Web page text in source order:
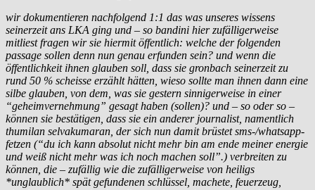
wir dokumentieren nachfolgend 1:1 das was unseres wissens
seinerzeit ans LKA ging und – so bandini hier zufälligerweise
mitliest fragen wir sie hiermit öffentlich: welche der folgenden
passage sollen denn nun genau erfunden sein? und wenn die
öffentlichkeit ihnen glauben soll, dass sie gronbach seinerzeit zu
rund 50 % scheisse erzählt hätten, wieso sollte man ihnen dann eine
silbe glauben, von dem, was sie gestern sinnigerweise in einer
“geheimvernehmung” gesagt haben (sollen)? und – so oder so –
können sie bestätigen, dass sie ein anderer journalist, namentlich
thumilan selvakumaran, der sich nun damit brüstet sms-/whatsapp-
fetzen (“du ich kann absolut nicht mehr bin am ende meiner energie
und weiß nicht mehr was ich noch machen soll”.) verbreiten zu
können, die – zufällig wie die zufälligerweise von heiligs
*unglaublich* spät gefundenen schlüssel, machete, feuerzeug,